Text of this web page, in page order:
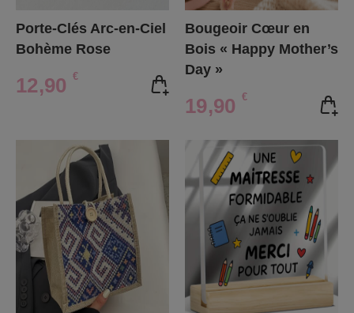
Porte-Clés Arc-en-Ciel
Bohème Rose
12,90 €
Bougeoir Cœur en
Bois « Happy Mother’s
Day »
19,90 €